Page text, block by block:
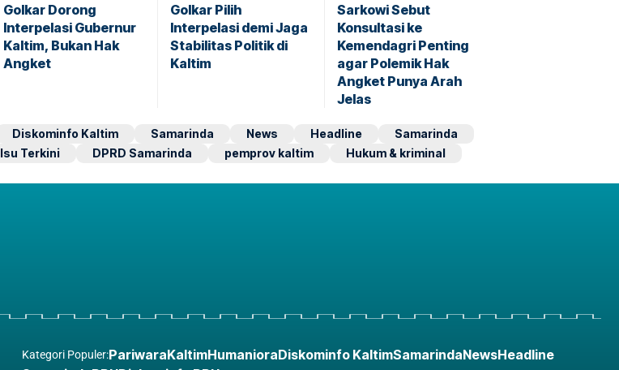
Golkar Dorong
Interpelasi Gubernur
Kaltim, Bukan Hak
Angket
Golkar Pilih
Interpelasi demi Jaga
Stabilitas Politik di
Kaltim
Sarkowi Sebut
Konsultasi ke
Kemendagri Penting
agar Polemik Hak
Angket Punya Arah
Jelas
Diskominfo Kaltim Samarinda News Headline
Samarinda
Isu Terkini DPRD Samarinda pemprov kaltim Hukum & kriminal
Kategori Populer:PariwaraKaltimHumanioraDiskominfo KaltimSamarindaNewsHeadline